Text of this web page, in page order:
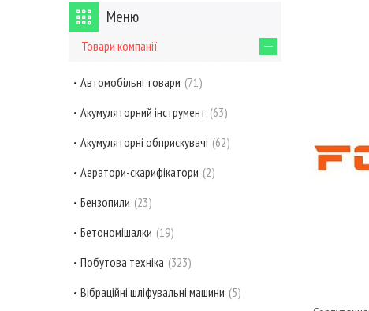
Товари компанії
Автомобільні товари 71
Акумуляторний інструмент 63
Акумуляторні обприскувачі 62
Аератори-скарифікатори 2
Бензопили 23
Бетономішалки 19
Побутова техніка 323
Вібраційні шліфувальні машини 5